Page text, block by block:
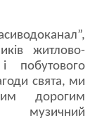
житлово-
побутового
свята, ми
дорогим
музичний